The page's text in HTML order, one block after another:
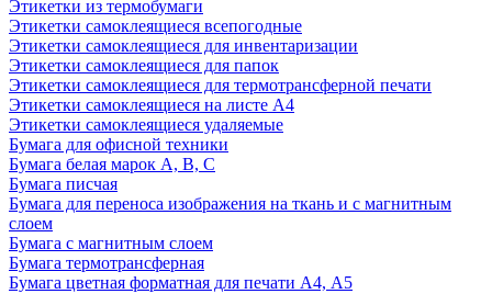
Этикетки из термобумаги
Этикетки самоклеящиеся всепогодные
Этикетки самоклеящиеся для инвентаризации
Этикетки самоклеящиеся для папок
Этикетки самоклеящиеся для термотрансферной печати
Этикетки самоклеящиеся на листе А4
Этикетки самоклеящиеся удаляемые
Бумага для офисной техники
Бумага белая марок А, В, С
Бумага писчая
Бумага для переноса изображения на ткань и с магнитным
слоем
Бумага с магнитным слоем
Бумага термотрансферная
Бумага цветная форматная для печати А4, А5